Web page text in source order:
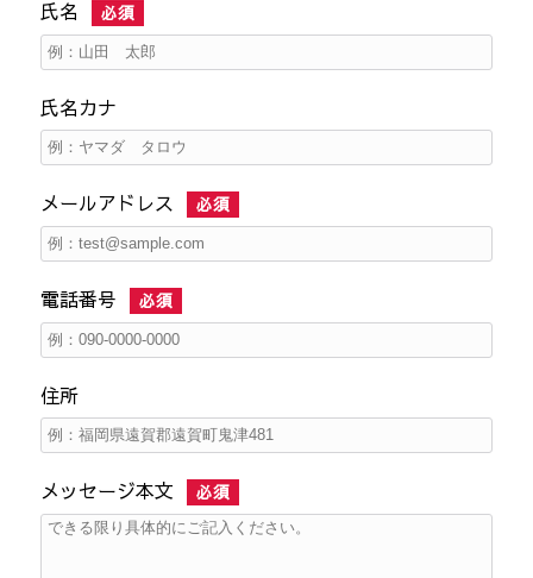
氏名 必須
氏名カナ
メールアドレス 必須
電話番号 必須
住所
メッセージ本文 必須